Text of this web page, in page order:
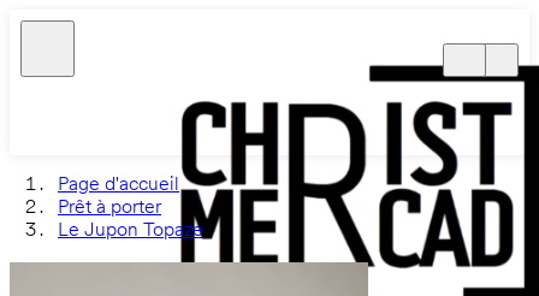
Page d'accueil
Prêt à porter
Le Jupon Topaze